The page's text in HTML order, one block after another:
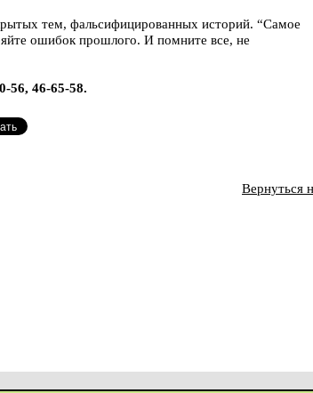
тем, фальсифицированных историй. “Самое
ошибок прошлого. И помните все, не
56, 46-65-58.
Вернуться